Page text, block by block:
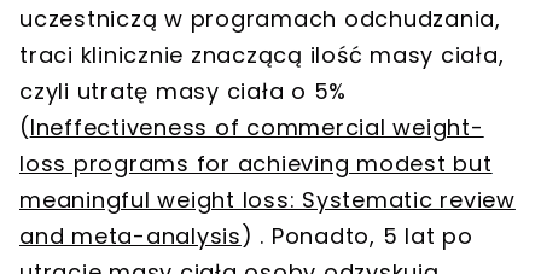
uczestniczą w programach odchudzania,
traci klinicznie znaczącą ilość masy ciała,
czyli utratę masy ciała o 5%
(Ineffectiveness of commercial weight-
loss programs for achieving modest but
meaningful weight loss: Systematic review
and meta-analysis) . Ponadto, 5 lat po